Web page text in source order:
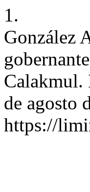
1.
González
Calakmul.
de agosto
https://